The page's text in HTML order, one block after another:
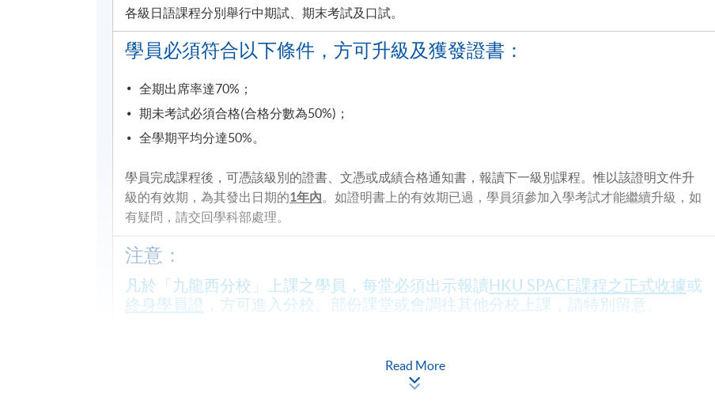
各級日語課程分別舉行中期試、期末考試及口試。
學員必須符合以下條件，方可升級及獲發證書：
全期出席率達70%；
期未考試必須合格(合格分數為50%)；
全學期平均分達50%。
學員完成課程後，可憑該級別的證書、文憑或成績合格通知書，報讀下一級別課程。惟以該證明文件升
級的有效期，為其發出日期的1年內。如證明書上的有效期已過，學員須參加入學考試才能繼續升級，如
有疑問，請交回學科部處理。
注意：
凡於「九龍西分校」上課之學員，每堂必須出示報讀HKU SPACE課程之正式收據或
終身學員證 ，方可進入分校。部份課堂或會調往其他分校上課，請特別留意。
Read More